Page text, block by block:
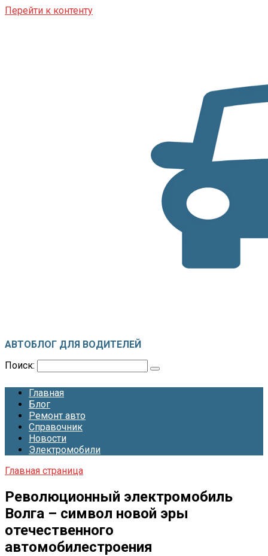
Перейти к контенту
АВТОБЛОГ ДЛЯ ВОДИТЕЛЕЙ
Поиск:
Главная
Блог
Ремонт авто
Справочник
Новости
Электромобили
Главная страница
Революционный электромобиль
Волга – символ новой эры
отечественного
автомобилестроения